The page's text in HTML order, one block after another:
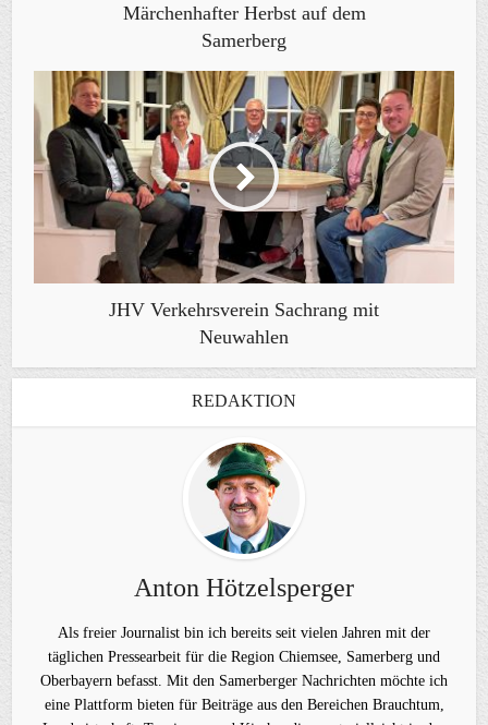
Märchenhafter Herbst auf dem
Samerberg
JHV Verkehrsverein Sachrang mit
Neuwahlen
REDAKTION
Anton Hötzelsperger
Als freier Journalist bin ich bereits seit vielen Jahren mit der
täglichen Pressearbeit für die Region Chiemsee, Samerberg und
Oberbayern befasst. Mit den Samerberger Nachrichten möchte ich
eine Plattform bieten für Beiträge aus den Bereichen Brauchtum,